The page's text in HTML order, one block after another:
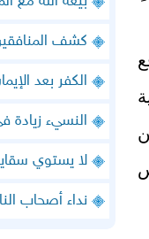
كشف
الكفر بعد
النسيء زيادة
لا يستوي
نداء أصحاب